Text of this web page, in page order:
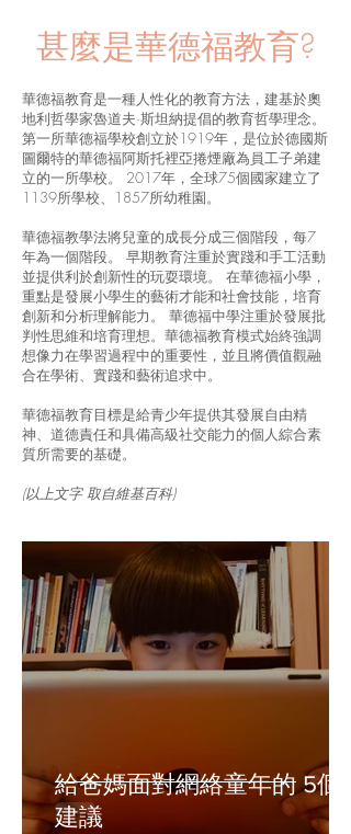
甚麼是華德福教育?
華德福教育是一種人性化的教育方法，建基於奧
地利哲學家魯道夫·斯坦納提倡的教育哲學理念。
第一所華德福學校創立於1919年，是位於德國斯
圖爾特的華德福阿斯托裡亞捲煙廠為員工子弟建
立的一所學校。 2017年，全球75個國家建立了
1139所學校、1857所幼稚園。
華德福教學法將兒童的成長分成三個階段，每7
年為一個階段。 早期教育注重於實踐和手工活動
並提供利於創新性的玩耍環境。 在華德福小學，
重點是發展小學生的藝術才能和社會技能，培育
創新和分析理解能力。 華德福中學注重於發展批
判性思維和培育理想。華德福教育模式始終強調
想像力在學習過程中的重要性，並且將價值觀融
合在學術、實踐和藝術追求中。
華德福教育目標是給青少年提供其發展自由精
神、道德責任和具備高級社交能力的個人綜合素
質所需要的基礎。
(以上文字 取自維基百科)
給爸媽面對網絡童年的 5個
建議